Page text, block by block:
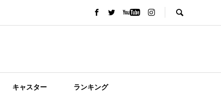
キャスター ランキング